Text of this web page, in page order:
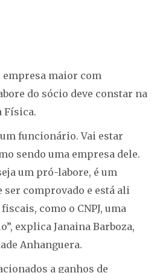
empresa maior com
do sócio deve constar na
Física.
funcionário. Vai estar
sendo uma empresa dele.
um pró-labore, é um
ser comprovado e está ali
como o CNPJ, uma
explica Janaina Barboza,
Anhanguera.
a ganhos de